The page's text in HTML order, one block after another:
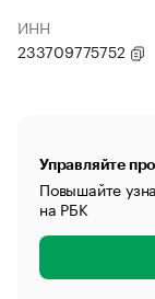
ИНН
233709775752
Управляйте
Повышайте
на РБК